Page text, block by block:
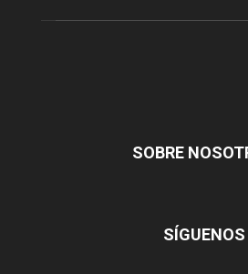
SOBRE
SÍGUENOS